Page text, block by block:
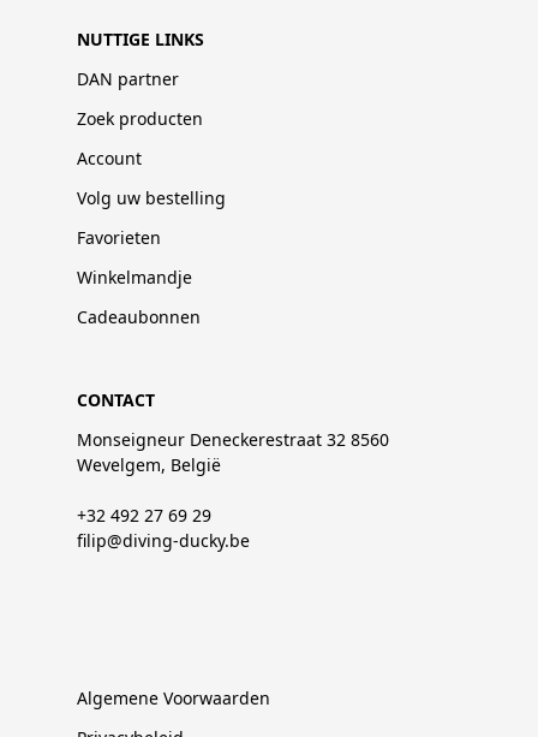
NUTTIGE LINKS
DAN partner
Zoek producten
Account
Volg uw bestelling
Favorieten
Winkelmandje
Cadeaubonnen
CONTACT
Monseigneur Deneckerestraat 32 8560
Wevelgem, België
+32 492 27 69 29
filip@diving-ducky.be
Algemene Voorwaarden